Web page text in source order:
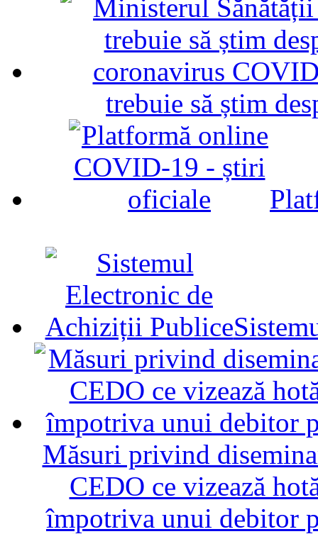
trebuie să știm
Măsuri privind
CEDO ce vizează
împotriva unui debitor